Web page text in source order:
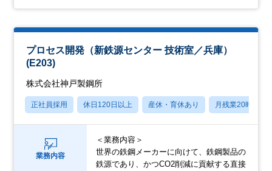
プロセス開発（新鉄源センター 技術室／兵庫）
(E203)
株式会社神戸製鋼所
正社員採用 休日120日以上 産休・育休あり 月残業20時間以
業務内容
＜業務内容＞
世界の鉄鋼メーカーに向けて、鉄鋼製品の
鉄源であり、かつCO2削減に貢献する直接